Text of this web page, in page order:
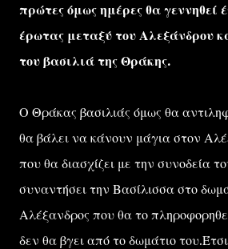
πρώτες όμως ημέρες θα γεννηθεί
έρωτας μεταξύ του Αλεξάνδρου
του βασιλιά της Θράκης.
Ο Θράκας βασιλιάς όμως θα
θα βάλει να κάνουν μάγια στον
που θα διασχίζει με την συνοδεία
συναντήσει την Βασίλισσα στο
Αλέξανδρος που θα το
δεν θα βγει από το δωμάτιο